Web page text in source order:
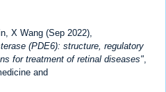
X Wang (Sep 2022),
(PDE6): structure, regulatory
for treatment of retinal diseases",
and